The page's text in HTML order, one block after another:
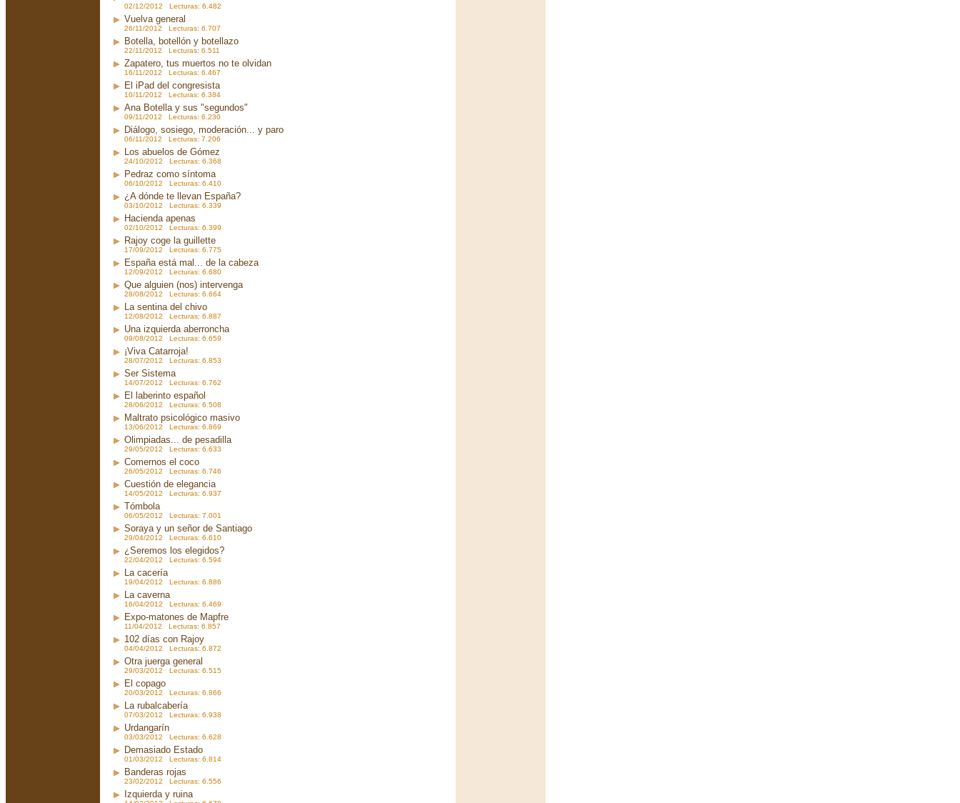
02/12/2012 Lecturas: 6.482
Vuelva general
26/11/2012 Lecturas: 6.707
Botella, botellón y botellazo
22/11/2012 Lecturas: 6.511
Zapatero, tus muertos no te olvidan
16/11/2012 Lecturas: 6.467
El iPad del congresista
10/11/2012 Lecturas: 6.384
Ana Botella y sus "segundos"
09/11/2012 Lecturas: 6.230
Diálogo, sosiego, moderación... y paro
06/11/2012 Lecturas: 7.206
Los abuelos de Gómez
24/10/2012 Lecturas: 6.368
Pedraz como síntoma
06/10/2012 Lecturas: 6.410
¿A dónde te llevan España?
03/10/2012 Lecturas: 6.339
Hacienda apenas
02/10/2012 Lecturas: 6.399
Rajoy coge la guillette
17/09/2012 Lecturas: 6.775
España está mal... de la cabeza
12/09/2012 Lecturas: 6.680
Que alguien (nos) intervenga
28/08/2012 Lecturas: 6.664
La sentina del chivo
12/08/2012 Lecturas: 6.887
Una izquierda aberroncha
09/08/2012 Lecturas: 6.659
¡Viva Catarroja!
28/07/2012 Lecturas: 6.853
Ser Sistema
14/07/2012 Lecturas: 6.762
El laberinto español
28/06/2012 Lecturas: 6.508
Maltrato psicológico masivo
13/06/2012 Lecturas: 6.869
Olimpiadas... de pesadilla
29/05/2012 Lecturas: 6.633
Comernos el coco
26/05/2012 Lecturas: 6.746
Cuestión de elegancia
14/05/2012 Lecturas: 6.937
Tómbola
06/05/2012 Lecturas: 7.001
Soraya y un señor de Santiago
29/04/2012 Lecturas: 6.610
¿Seremos los elegidos?
22/04/2012 Lecturas: 6.594
La cacería
19/04/2012 Lecturas: 6.886
La caverna
16/04/2012 Lecturas: 6.469
Expo-matones de Mapfre
11/04/2012 Lecturas: 6.857
102 días con Rajoy
04/04/2012 Lecturas: 6.872
Otra juerga general
29/03/2012 Lecturas: 6.515
El copago
20/03/2012 Lecturas: 6.866
La rubalcabería
07/03/2012 Lecturas: 6.938
Urdangarín
03/03/2012 Lecturas: 6.628
Demasiado Estado
01/03/2012 Lecturas: 6.814
Banderas rojas
23/02/2012 Lecturas: 6.556
Izquierda y ruina